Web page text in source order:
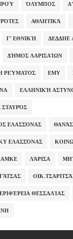
ΌΛΥΜΠΟΣ
ΑΘΛΗΤΙΚΆ
Γ' ΕΘΝΙΚΉ ΔΕΔΔΗΕ
ΔΉΜΟΣ ΛΑΡΙΣΑΊΩΝ
ΡΕΎΜΑΤΟΣ ΕΜΥ
ΕΛΛΗΝΙΚΉ
ΕΛΑΣΣΌΝΑΣ
ΕΛΑΣΣΌΝΑΣ
ΛΆΡΙΣΑ
ΘΕΣΣΑΛΊΑΣ